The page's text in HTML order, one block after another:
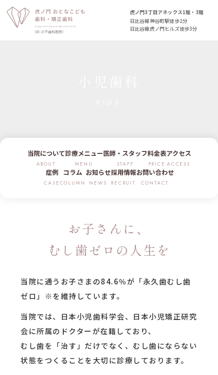
虎ノ門3丁目アネックス1階・3階
日比谷線神谷町駅徒歩2分
日比谷線虎ノ門ヒルズ徒歩3分
当院について
ABOUT
診療メニュー
MENU
医師・スタッフ
STAFF
料金表
PRICE
アクセス
ACCESS
症例
CASE
コラム
COLUMN
お知らせ
NEWS
採用情報
RECRUIT
お問い合わせ
CONTACT
お子さんに、
むし歯ゼロの人生を
当院に通うお子さまの84.6％が「永久歯むし歯
ゼロ」※を維持しています。
当院では、日本小児歯科学会、日本小児矯正研究
会に所属のドクターが在籍しており、
むし歯を「治す」だけでなく、むし歯にならない
状態をつくることを大切に診療しております。